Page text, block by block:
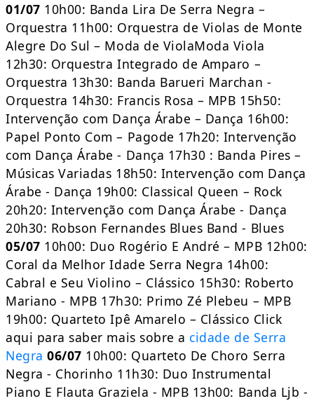
01/07 10h00: Banda Lira De Serra Negra –
Orquestra 11h00: Orquestra de Violas de Monte
Alegre Do Sul – Moda de ViolaModa Viola
12h30: Orquestra Integrado de Amparo –
Orquestra 13h30: Banda Barueri Marchan -
Orquestra 14h30: Francis Rosa – MPB 15h50:
Intervenção com Dança Árabe – Dança 16h00:
Papel Ponto Com – Pagode 17h20: Intervenção
com Dança Árabe - Dança 17h30 : Banda Pires –
Músicas Variadas 18h50: Intervenção com Dança
Árabe - Dança 19h00: Classical Queen – Rock
20h20: Intervenção com Dança Árabe - Dança
20h30: Robson Fernandes Blues Band - Blues
05/07 10h00: Duo Rogério E André – MPB 12h00:
Coral da Melhor Idade Serra Negra 14h00:
Cabral e Seu Violino – Clássico 15h30: Roberto
Mariano - MPB 17h30: Primo Zé Plebeu – MPB
19h00: Quarteto Ipê Amarelo – Clássico Click
aqui para saber mais sobre a cidade de Serra
Negra 06/07 10h00: Quarteto De Choro Serra
Negra - Chorinho 11h30: Duo Instrumental
Piano E Flauta Graziela - MPB 13h00: Banda Ljb -